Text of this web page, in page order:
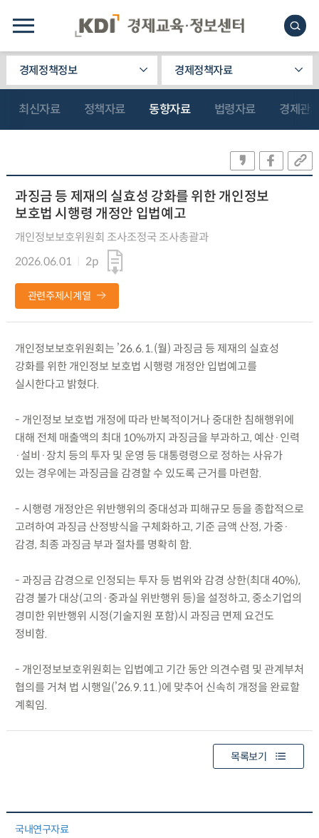
경제정책정보 경제정책자료
최신자료 정책자료 동향자료 법령자료 경제관
과징금 등 제재의 실효성 강화를 위한 개인정보
보호법 시행령 개정안 입법예고
개인정보보호위원회 조사조정국 조사총괄과
2026.06.01
2p
관련주제시계열
개인정보보호위원회는 ’26.6.1.(월) 과징금 등 제재의 실효성
강화를 위한 개인정보 보호법 시행령 개정안 입법예고를
실시한다고 밝혔다.
- 개인정보 보호법 개정에 따라 반복적이거나 중대한 침해행위에
대해 전체 매출액의 최대 10%까지 과징금을 부과하고, 예산·인력
·설비·장치 등의 투자 및 운영 등 대통령령으로 정하는 사유가
있는 경우에는 과징금을 감경할 수 있도록 근거를 마련함.
- 시행령 개정안은 위반행위의 중대성과 피해규모 등을 종합적으로
고려하여 과징금 산정방식을 구체화하고, 기준 금액 산정, 가중·
감경, 최종 과징금 부과 절차를 명확히 함.
- 과징금 감경으로 인정되는 투자 등 범위와 감경 상한(최대 40%),
감경 불가 대상(고의·중과실 위반행위 등)을 설정하고, 중소기업의
경미한 위반행위 시정(기술지원 포함)시 과징금 면제 요건도
정비함.
- 개인정보보호위원회는 입법예고 기간 동안 의견수렴 및 관계부처
협의를 거쳐 법 시행일(’26.9.11.)에 맞추어 신속히 개정을 완료할
계획임.
목록보기
국내연구자료